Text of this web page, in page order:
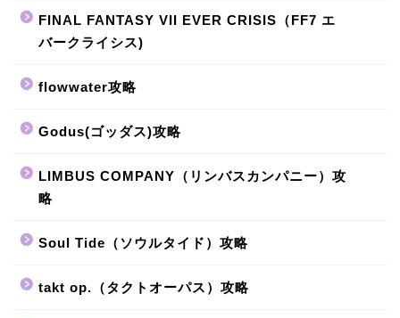
FINAL FANTASY VII EVER CRISIS（FF7 エ
バークライシス)
flowwater攻略
Godus(ゴッダス)攻略
LIMBUS COMPANY（リンバスカンパニー）攻
略
Soul Tide（ソウルタイド）攻略
takt op.（タクトオーパス）攻略